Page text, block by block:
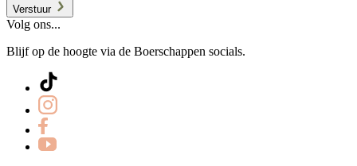
Verstuur
Volg ons...
Blijf op de hoogte via de Boerschappen socials.